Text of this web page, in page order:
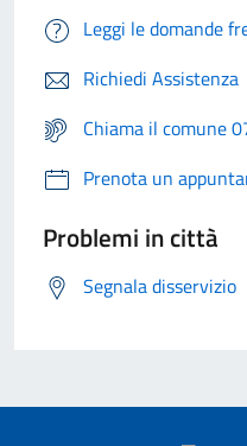
Leggi le domande
Richiedi Assistenza
Chiama il comune
Prenota un
Problemi in città
Segnala disservizio